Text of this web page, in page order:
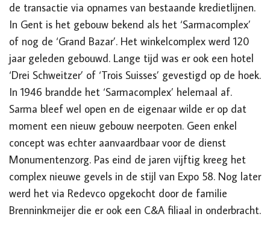
de transactie via opnames van bestaande kredietlijnen.
In Gent is het gebouw bekend als het ‘Sarmacomplex’
of nog de ‘Grand Bazar’. Het winkelcomplex werd 120
jaar geleden gebouwd. Lange tijd was er ook een hotel
‘Drei Schweitzer’ of ‘Trois Suisses’ gevestigd op de hoek.
In 1946 brandde het ‘Sarmacomplex’ helemaal af.
Sarma bleef wel open en de eigenaar wilde er op dat
moment een nieuw gebouw neerpoten. Geen enkel
concept was echter aanvaardbaar voor de dienst
Monumentenzorg. Pas eind de jaren vijftig kreeg het
complex nieuwe gevels in de stijl van Expo 58. Nog later
werd het via Redevco opgekocht door de familie
Brenninkmeijer die er ook een C&A filiaal in onderbracht.